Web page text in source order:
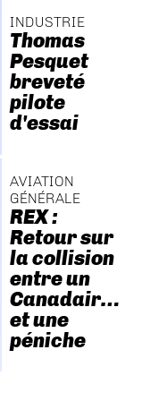
INDUSTRIE
Thomas
Pesquet
breveté
pilote
d'essai
AVIATION
GÉNÉRALE
REX :
Retour sur
la collision
entre un
Canadair…
et une
péniche